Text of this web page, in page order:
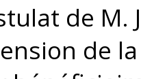
de M.
de